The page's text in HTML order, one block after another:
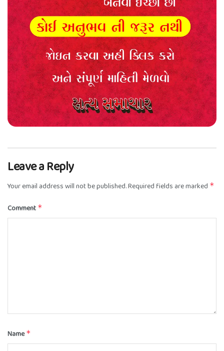
Leave a Reply
Your email address will not be published.Required fields are marked *
Comment *
Name*